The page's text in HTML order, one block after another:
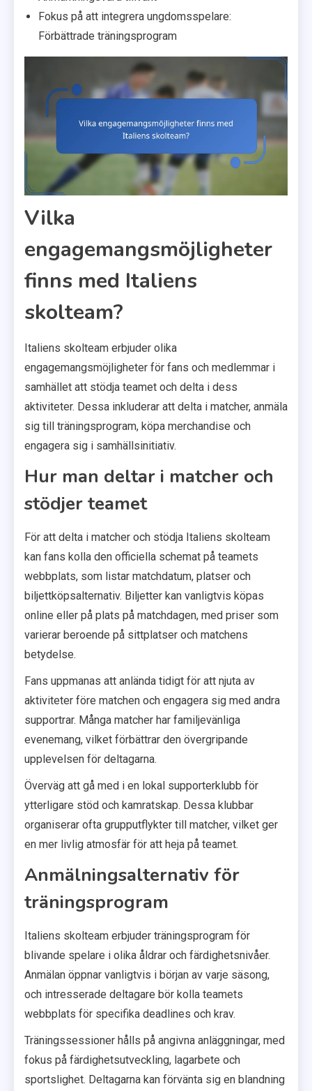
Fokus på att integrera ungdomsspelare:
Förbättrade träningsprogram
Vilka
engagemangsmöjligheter
finns med Italiens
skolteam?
Italiens skolteam erbjuder olika
engagemangsmöjligheter för fans och medlemmar i
samhället att stödja teamet och delta i dess
aktiviteter. Dessa inkluderar att delta i matcher, anmäla
sig till träningsprogram, köpa merchandise och
engagera sig i samhällsinitiativ.
Hur man deltar i matcher och
stödjer teamet
För att delta i matcher och stödja Italiens skolteam
kan fans kolla den officiella schemat på teamets
webbplats, som listar matchdatum, platser och
biljettköpsalternativ. Biljetter kan vanligtvis köpas
online eller på plats på matchdagen, med priser som
varierar beroende på sittplatser och matchens
betydelse.
Fans uppmanas att anlända tidigt för att njuta av
aktiviteter före matchen och engagera sig med andra
supportrar. Många matcher har familjevänliga
evenemang, vilket förbättrar den övergripande
upplevelsen för deltagarna.
Överväg att gå med i en lokal supporterklubb för
ytterligare stöd och kamratskap. Dessa klubbar
organiserar ofta grupputflykter till matcher, vilket ger
en mer livlig atmosfär för att heja på teamet.
Anmälningsalternativ för
träningsprogram
Italiens skolteam erbjuder träningsprogram för
blivande spelare i olika åldrar och färdighetsnivåer.
Anmälan öppnar vanligtvis i början av varje säsong,
och intresserade deltagare bör kolla teamets
webbplats för specifika deadlines och krav.
Träningssessioner hålls på angivna anläggningar, med
fokus på färdighetsutveckling, lagarbete och
sportslighet. Deltagarna kan förvänta sig en blandning